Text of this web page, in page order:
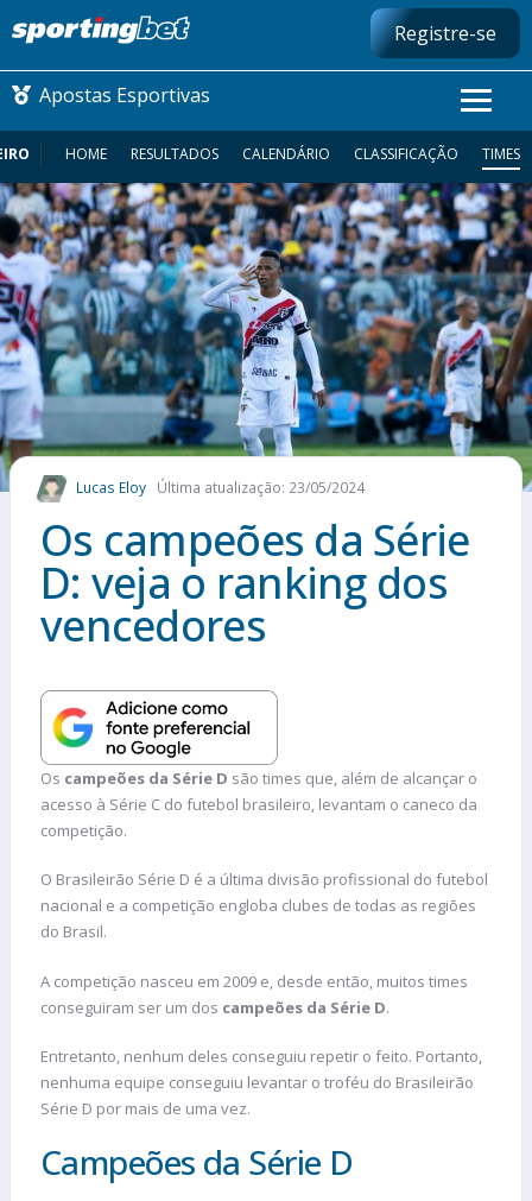
Registre-se
Apostas Esportivas
CONMEBOL LIBERTADORES
FUTEBOL NACIONAL
FUTEBOL INTERNACIONAL
COMO APOSTAR
MAIS ESPORTES
HOME RESULTADOS CALENDÁRIO CLASSIFICAÇÃO TIMES
Lucas Eloy Última atualização: 23/05/2024
Os campeões da Série
D: veja o ranking dos
vencedores
Os campeões da Série D são times que, além de alcançar o
acesso à Série C do futebol brasileiro, levantam o caneco da
competição.
O Brasileirão Série D é a última divisão profissional do futebol
nacional e a competição engloba clubes de todas as regiões
do Brasil.
A competição nasceu em 2009 e, desde então, muitos times
conseguiram ser um dos campeões da Série D.
Entretanto, nenhum deles conseguiu repetir o feito. Portanto,
nenhuma equipe conseguiu levantar o troféu do Brasileirão
Série D por mais de uma vez.
Campeões da Série D